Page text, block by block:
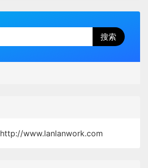
http://www.lanlanwork.com